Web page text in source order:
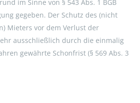
im Sinne von § 543 Abs. 1 BGB
gegeben. Der Schutz des (nicht
Mieters vor dem Verlust der
ausschließlich durch die einmalig
gewährte Schonfrist (§ 569 Abs. 3